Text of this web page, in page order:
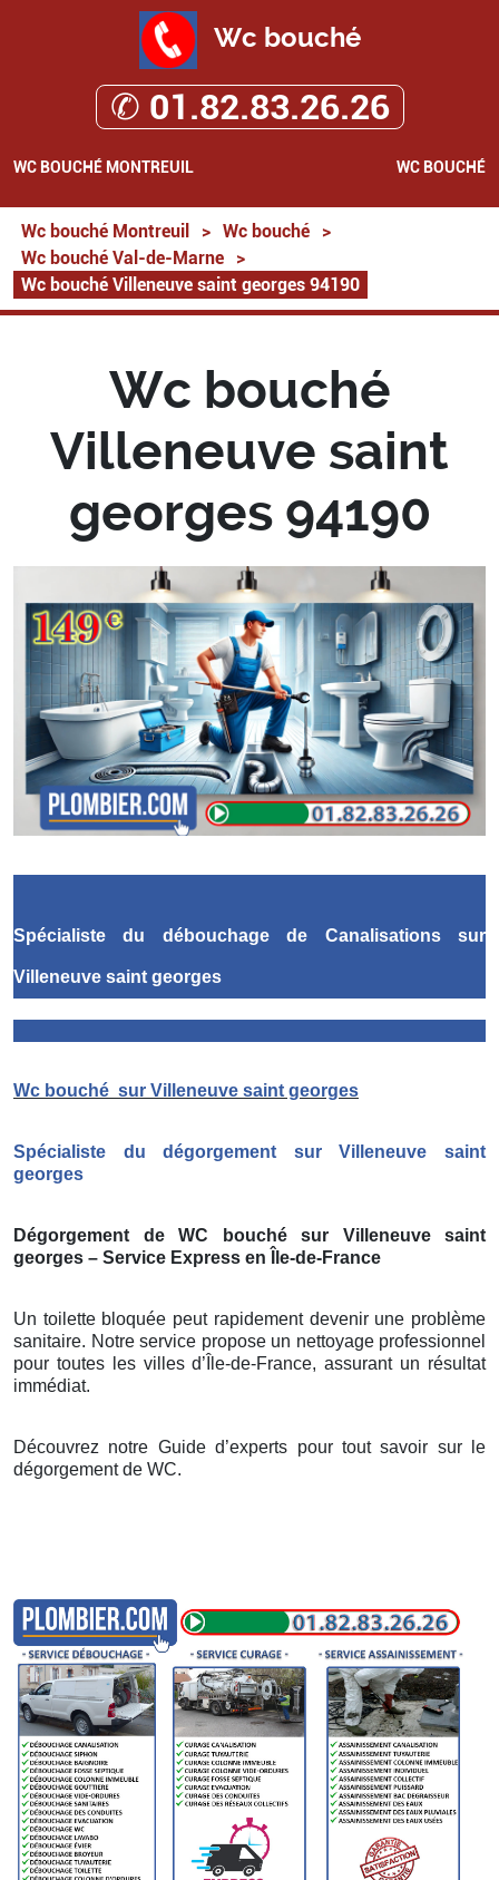
Wc bouché
✆ 01.82.83.26.26
WC BOUCHÉ MONTREUIL WC BOUCHÉ
Wc bouché Montreuil > Wc bouché
>
Wc bouché Val-de-Marne
>
Wc bouché Villeneuve saint georges 94190
Wc bouché
Villeneuve saint
georges 94190
Spécialiste du débouchage de Canalisationssur
Villeneuve saint georges
Wc bouché sur Villeneuve saint georges
Spécialiste du dégorgement sur Villeneuve saint
georges
Dégorgement de WC bouché sur Villeneuve saint
georges – Service Express en Île-de-France
Un toilette bloquée peut rapidement devenir une problème
sanitaire. Notre service propose un nettoyage professionnel
pour toutes les villes d’Île-de-France, assurant un résultat
immédiat.
Découvrez notre Guide d’experts pour tout savoir sur le
dégorgement de WC.